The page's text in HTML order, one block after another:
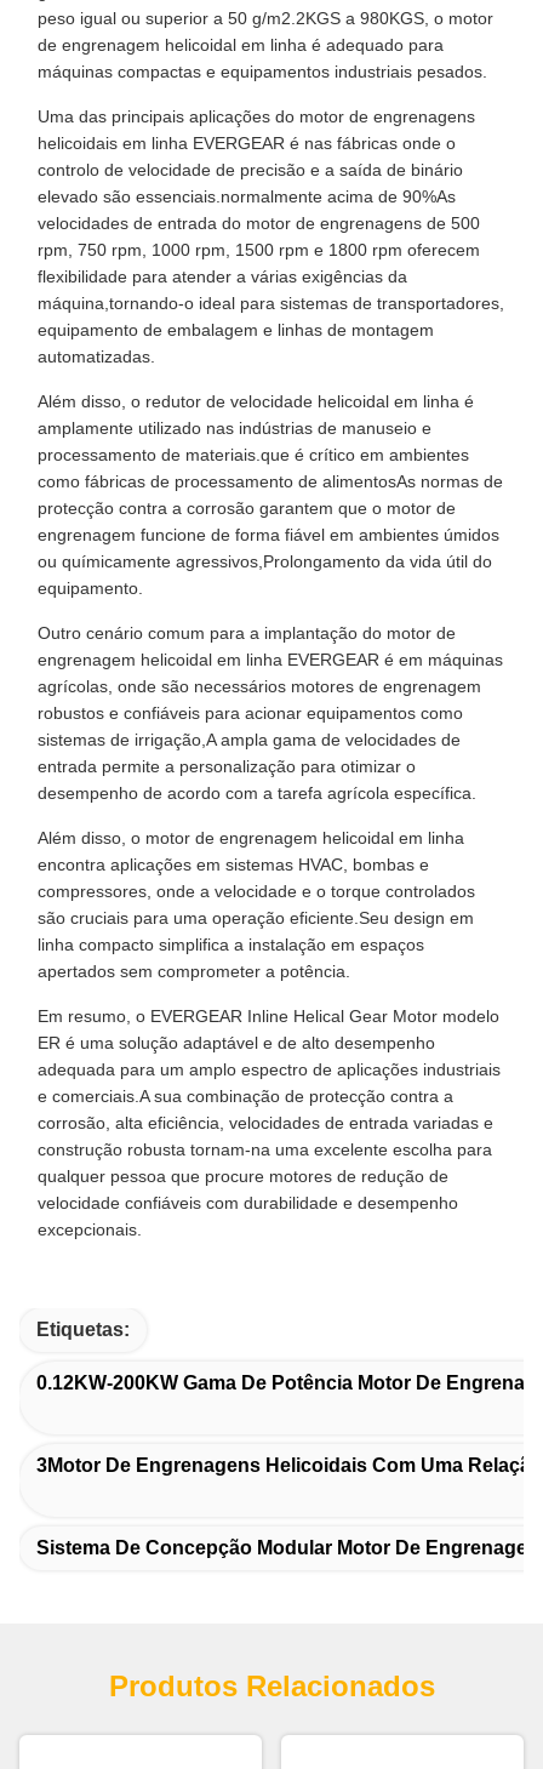
peso igual ou superior a 50 g/m2.2KGS a 980KGS, o motor
de engrenagem helicoidal em linha é adequado para
máquinas compactas e equipamentos industriais pesados.
Uma das principais aplicações do motor de engrenagens
helicoidais em linha EVERGEAR é nas fábricas onde o
controlo de velocidade de precisão e a saída de binário
elevado são essenciais.normalmente acima de 90%As
velocidades de entrada do motor de engrenagens de 500
rpm, 750 rpm, 1000 rpm, 1500 rpm e 1800 rpm oferecem
flexibilidade para atender a várias exigências da
máquina,tornando-o ideal para sistemas de transportadores,
equipamento de embalagem e linhas de montagem
automatizadas.
Além disso, o redutor de velocidade helicoidal em linha é
amplamente utilizado nas indústrias de manuseio e
processamento de materiais.que é crítico em ambientes
como fábricas de processamento de alimentosAs normas de
protecção contra a corrosão garantem que o motor de
engrenagem funcione de forma fiável em ambientes úmidos
ou químicamente agressivos,Prolongamento da vida útil do
equipamento.
Outro cenário comum para a implantação do motor de
engrenagem helicoidal em linha EVERGEAR é em máquinas
agrícolas, onde são necessários motores de engrenagem
robustos e confiáveis para acionar equipamentos como
sistemas de irrigação,A ampla gama de velocidades de
entrada permite a personalização para otimizar o
desempenho de acordo com a tarefa agrícola específica.
Além disso, o motor de engrenagem helicoidal em linha
encontra aplicações em sistemas HVAC, bombas e
compressores, onde a velocidade e o torque controlados
são cruciais para uma operação eficiente.Seu design em
linha compacto simplifica a instalação em espaços
apertados sem comprometer a potência.
Em resumo, o EVERGEAR Inline Helical Gear Motor modelo
ER é uma solução adaptável e de alto desempenho
adequada para um amplo espectro de aplicações industriais
e comerciais.A sua combinação de protecção contra a
corrosão, alta eficiência, velocidades de entrada variadas e
construção robusta tornam-na uma excelente escolha para
qualquer pessoa que procure motores de redução de
velocidade confiáveis com durabilidade e desempenho
excepcionais.
Etiquetas:
0.12KW-200KW Gama De Potência Motor De
3Motor De Engrenagens Helicoidais Com Uma Relação
Sistema De Concepção Modular Motor De
Produtos Relacionados